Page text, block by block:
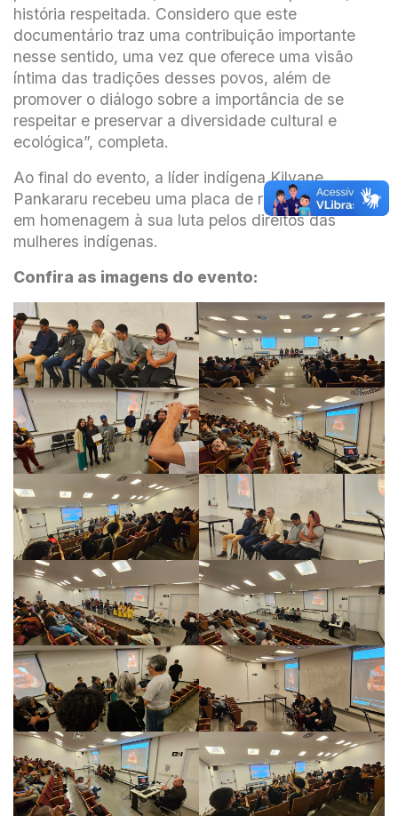
história respeitada. Considero que este
documentário traz uma contribuição importante
nesse sentido, uma vez que oferece uma visão
íntima das tradições desses povos, além de
promover o diálogo sobre a importância de se
respeitar e preservar a diversidade cultural e
ecológica”, completa.
Ao final do evento, a líder indígena Kilvane
Pankararu recebeu uma placa de reconhecimento
em homenagem à sua luta pelos direitos das
mulheres indígenas.
Confira as imagens do evento: